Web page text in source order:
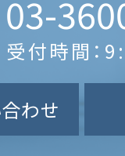
03-
受付時間：
わせ